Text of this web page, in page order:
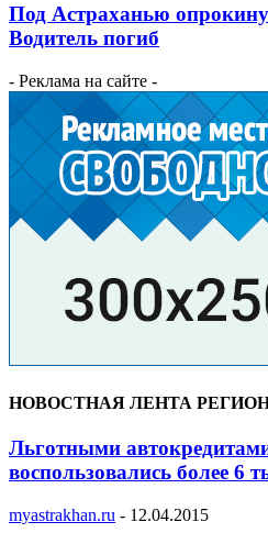
Под Астраханью
Водитель погиб
- Реклама на сайте -
НОВОСТНАЯ ЛЕНТА
Льготными
воспользовались более 6
myastrakhan.ru - 12.04.2015